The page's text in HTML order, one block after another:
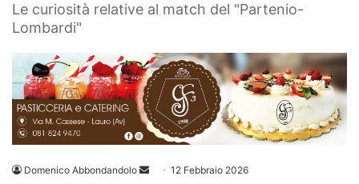
Le curiosità relative al match del "Partenio-
Lombardi"
Domenico Abbondandolo
Invia 12 Febbraio 2026